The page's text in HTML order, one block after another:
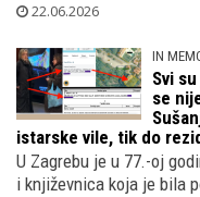
22.06.2026
IN
Svi
se
istarske vile, tik do
U Zagrebu je u 77.-oj
i književnica koja je bila